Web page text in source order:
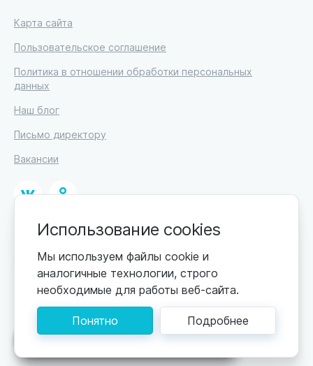
Поможем подобрать пансионат
Карта сайта
Пользовательское соглашение
Политика в отношении обработки персональных
данных
Наш блог
Письмо директору
Вакансии
© 2026
ИП Высоцкий Дмитрий Петрович, ИНН 233610721148
Цены обновляются по мере поступления новой
информации. Точную стоимость уточняйте у
пансионата. Информация, предоставленная на сайте,
не может быть использована для постановки
диагноза, назначения лечения и не заменяет прием
Использование cookies
Мы используем файлы cookie и
аналогичные технологии, строго
необходимые для работы веб-сайта.
Понятно Подробнее